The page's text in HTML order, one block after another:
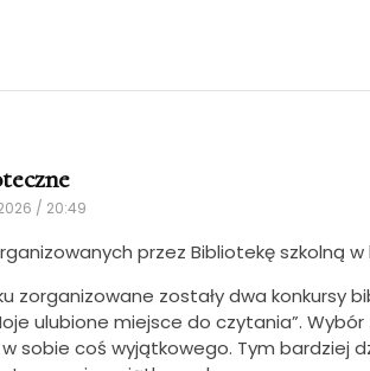
/ 20:49
przez Bibliotekę szkolną w
zorganizowane zostały dwa konkursy
ulubione miejsce do czytania”.
sobie coś wyjątkowego. Tym bardziej